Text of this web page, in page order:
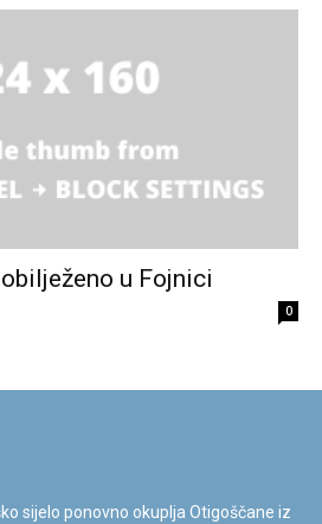
u Fojnici
0
sijelo ponovno okuplja Otigoščane iz